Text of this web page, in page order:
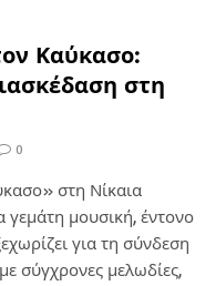
Καύκασο:
στη
0
στη Νίκαια
γεμάτη μουσική, έντονο
για τη σύνδεση
σύγχρονες μελωδίες,